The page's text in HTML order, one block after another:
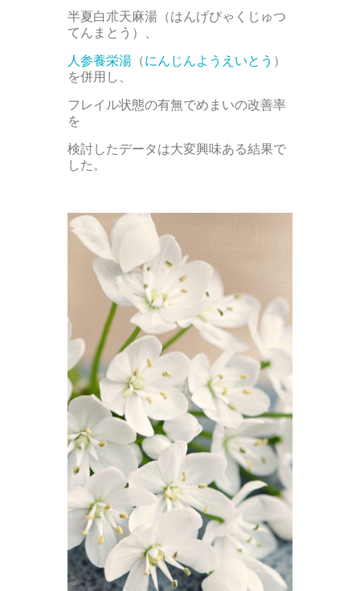
半夏白朮天麻湯（はんげびゃくじゅつ
てんまとう）、
人参養栄湯 （にんじんようえいとう ）
を併用し、
フレイル状態の有無でめまいの改善率
を
検討したデータは大変興味ある結果で
した。